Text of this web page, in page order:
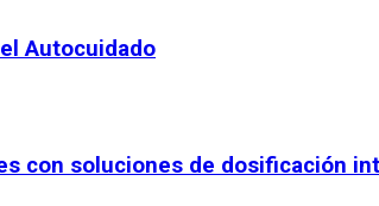
Autocuidado
con soluciones de dosificación